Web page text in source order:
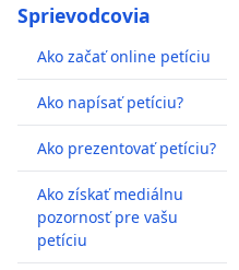
Sprievodcovia
Ako začať online petíciu
Ako napísať petíciu?
Ako prezentovať petíciu?
Ako získať mediálnu
pozornosť pre vašu
petíciu